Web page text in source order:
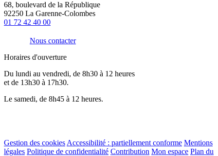
68, boulevard de la République
92250 La Garenne-Colombes
01 72 42 40 00
Nous contacter
Horaires d'ouverture
Du lundi au vendredi, de 8h30 à 12 heures
et de 13h30 à 17h30.
Le samedi, de 8h45 à 12 heures.
Gestion des cookies Accessibilité : partiellement conforme Mentions
légales Politique de confidentialité Contribution Mon espace Plan du